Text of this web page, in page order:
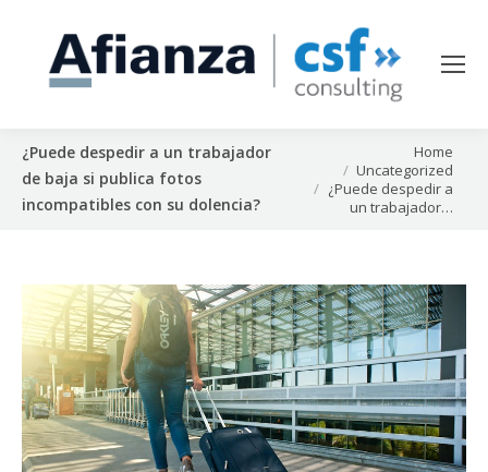
¿Puede despedir a un trabajador
de baja si publica fotos
incompatibles con su dolencia?
Home
Uncategorized
¿Puede despedir a
un trabajador…